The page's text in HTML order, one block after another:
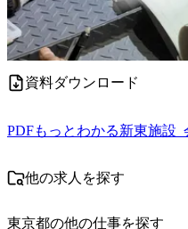
資料ダウンロード
PDFもっとわかる新東施設_
他の求人を探す
東京都の他の仕事を探す